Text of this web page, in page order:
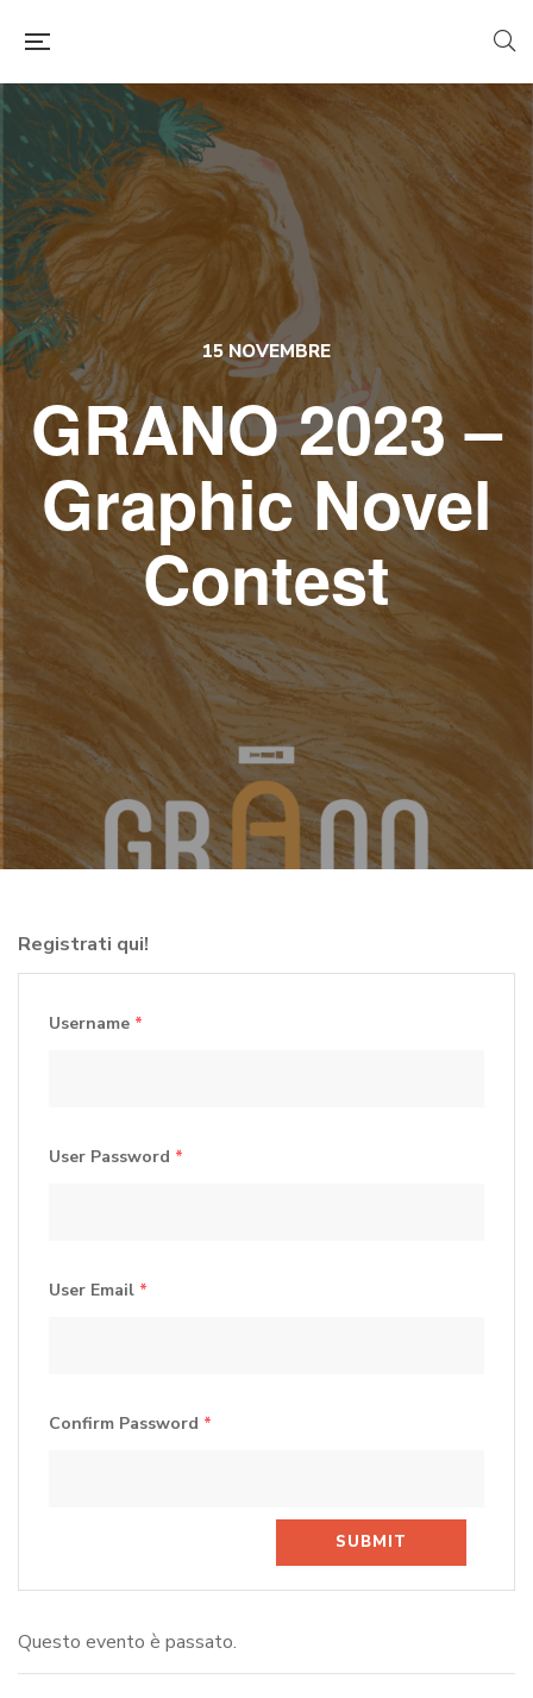
15 NOVEMBRE
GRANO 2023 –
Graphic Novel
Contest
Registrati qui!
Username *
User Password *
User Email *
Confirm Password *
SUBMIT
Questo evento è passato.